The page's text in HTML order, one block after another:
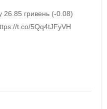
26.85 гривень (-0.08)
t.co/5Qq4tJFyVH